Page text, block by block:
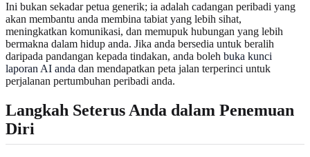
Ini bukan sekadar petua generik; ia adalah cadangan peribadi yang
akan membantu anda membina tabiat yang lebih sihat,
meningkatkan komunikasi, dan memupuk hubungan yang lebih
bermakna dalam hidup anda. Jika anda bersedia untuk beralih
daripada pandangan kepada tindakan, anda boleh buka kunci
laporan AI anda dan mendapatkan peta jalan terperinci untuk
perjalanan pertumbuhan peribadi anda.
Langkah Seterus Anda dalam Penemuan
Diri